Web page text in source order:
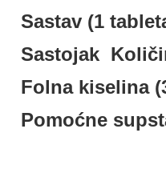
Sastav (1
Sastojak
Folna kiselina
Pomoćne